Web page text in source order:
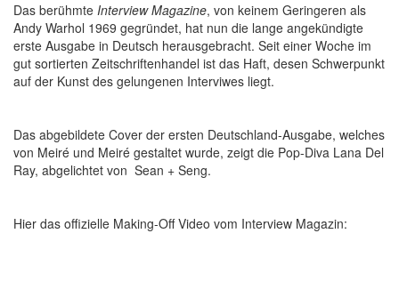
Das berühmte Interview Magazine, von keinem Geringeren als
Andy Warhol 1969 gegründet, hat nun die lange angekündigte
erste Ausgabe in Deutsch herausgebracht. Seit einer Woche im
gut sortierten Zeitschriftenhandel ist das Haft, desen Schwerpunkt
auf der Kunst des gelungenen Interviwes liegt.
Das abgebildete Cover der ersten Deutschland-Ausgabe, welches
von Meiré und Meiré gestaltet wurde, zeigt die Pop-Diva Lana Del
Ray, abgelichtet von Sean + Seng.
Hier das offizielle Making-Off Video vom Interview Magazin: